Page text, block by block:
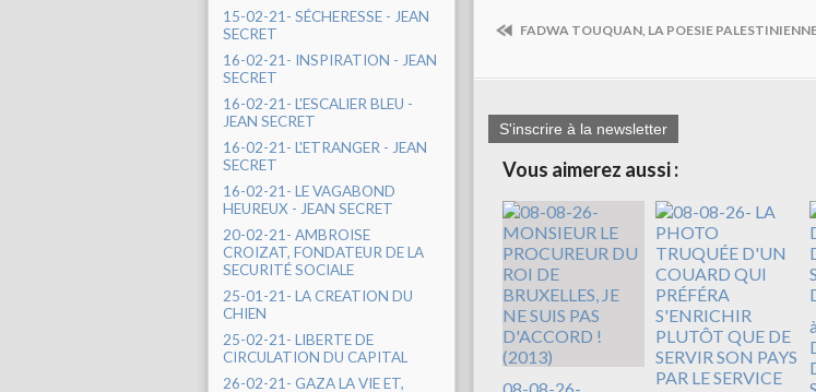
15-02-21- SÉCHERESSE - JEAN
SECRET
16-02-21- INSPIRATION - JEAN
SECRET
16-02-21- L'ESCALIER BLEU -
JEAN SECRET
16-02-21- L'ETRANGER - JEAN
SECRET
16-02-21- LE VAGABOND
HEUREUX - JEAN SECRET
20-02-21- AMBROISE
CROIZAT, FONDATEUR DE LA
SECURITÉ SOCIALE
25-01-21- LA CREATION DU
CHIEN
25-02-21- LIBERTE DE
CIRCULATION DU CAPITAL
26-02-21- GAZA LA VIE ET,
FADWA TOUQUAN, LA POESIE
S'inscrire à la newsletter
Vous aimerez aussi :